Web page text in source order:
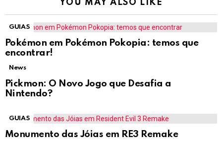
YOU MAY ALSO LIKE
GUIAS
Pokémon em Pokémon Pokopia: temos que
encontrar!
News
Pickmon: O Novo Jogo que Desafia a
Nintendo?
GUIAS
Monumento das Jóias em RE3 Remake